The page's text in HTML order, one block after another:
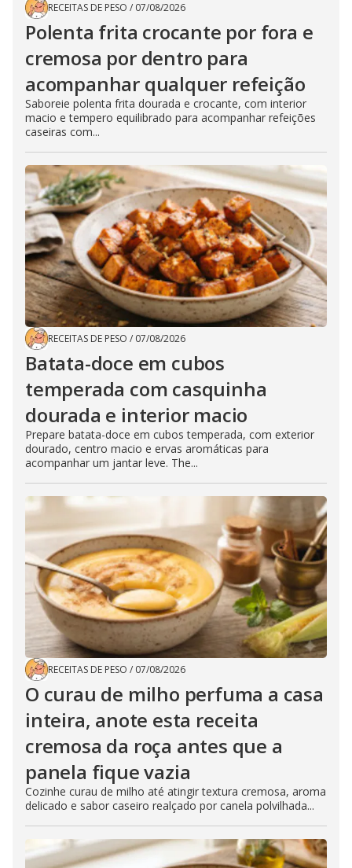
RECEITAS DE PESO / 07/08/2026
Polenta frita crocante por fora e
cremosa por dentro para
acompanhar qualquer refeição
Saboreie polenta frita dourada e crocante, com interior
macio e tempero equilibrado para acompanhar refeições
caseiras com...
RECEITAS DE PESO / 07/08/2026
Batata-doce em cubos
temperada com casquinha
dourada e interior macio
Prepare batata-doce em cubos temperada, com exterior
dourado, centro macio e ervas aromáticas para
acompanhar um jantar leve. The...
RECEITAS DE PESO / 07/08/2026
O curau de milho perfuma a casa
inteira, anote esta receita
cremosa da roça antes que a
panela fique vazia
Cozinhe curau de milho até atingir textura cremosa, aroma
delicado e sabor caseiro realçado por canela polvilhada...